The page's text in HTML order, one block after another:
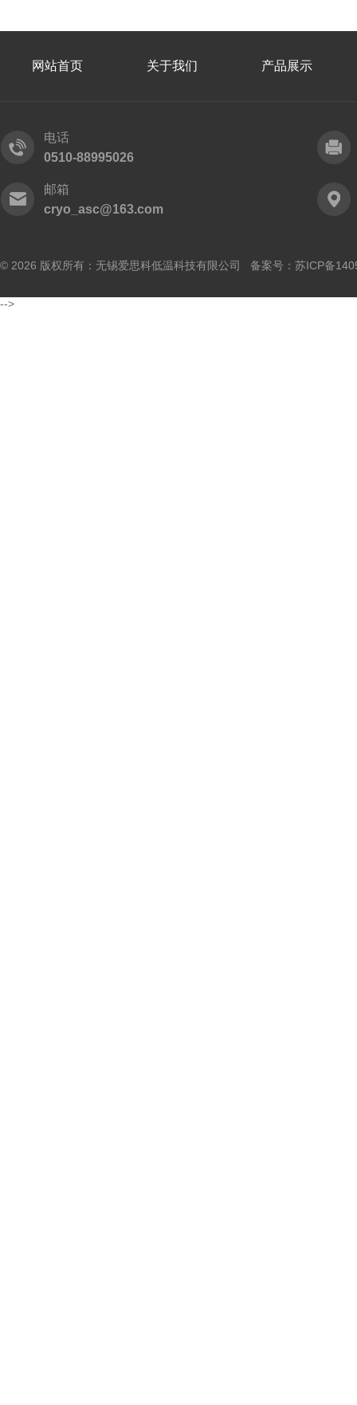
网站首页 关于我们 产品展示
电话
0510-88995026
邮箱
cryo_asc@163.com
© 2026 版权所有：无锡爱思科低温科技有限公司 备案号： 苏ICP备
-->